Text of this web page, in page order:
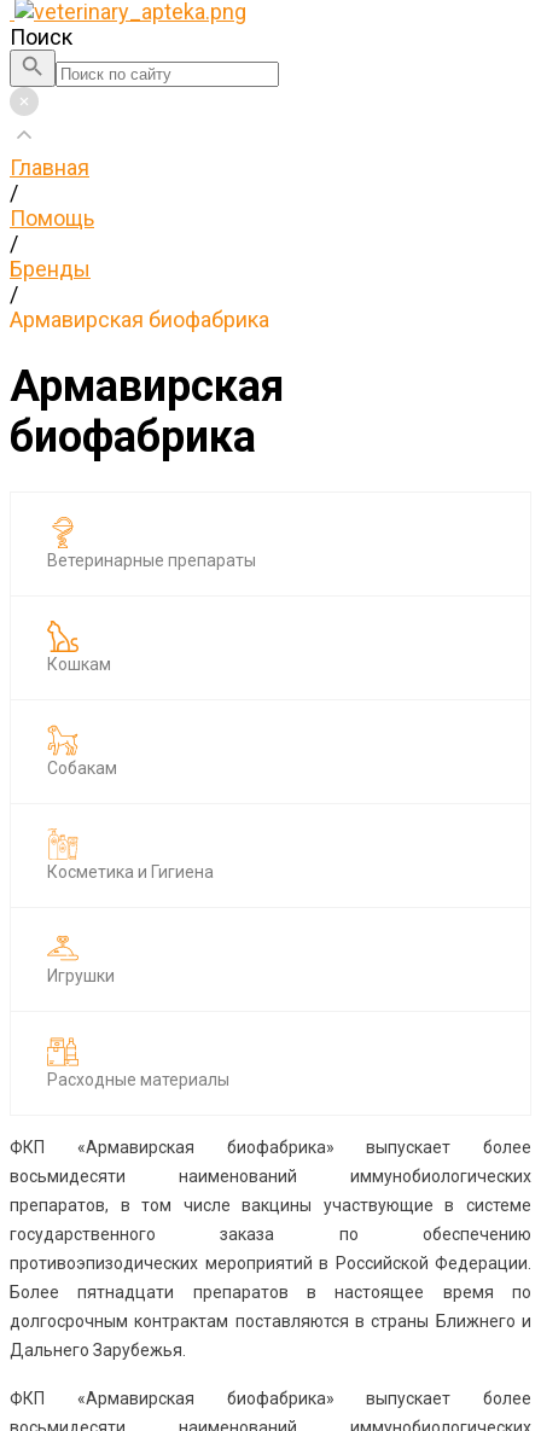
Поиск
Главная
/
Помощь
/
Бренды
/
Армавирская биофабрика
Армавирская
биофабрика
Ветеринарные препараты
Кошкам
Собакам
Косметика и Гигиена
Игрушки
Расходные материалы
ФКП «Армавирская биофабрика» выпускает более
восьмидесяти наименований иммунобиологических
препаратов, в том числе вакцины участвующие в системе
государственного заказа по обеспечению
противоэпизодических мероприятий в Российской Федерации.
Более пятнадцати препаратов в настоящее время по
долгосрочным контрактам поставляются в страны Ближнего и
Дальнего Зарубежья.
ФКП «Армавирская биофабрика» выпускает более